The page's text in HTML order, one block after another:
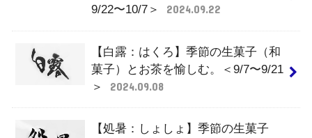
9/22〜10/7＞
2024.09.22
【白露：はくろ】季節の生菓子（和
菓子）とお茶を愉しむ。＜9/7〜9/21
＞
2024.09.08
【処暑：しょしょ】季節の生菓子